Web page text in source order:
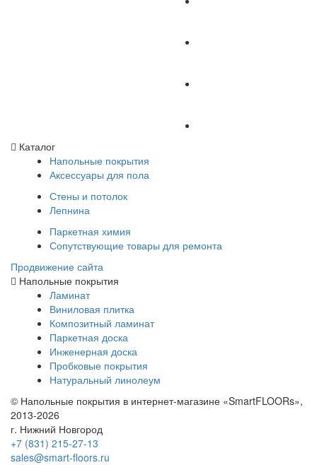
Каталог
Напольные покрытия
Аксессуары для пола
Стены и потолок
Лепнина
Паркетная химия
Сопутствующие товары для ремонта
Продвижение сайта
Напольные покрытия
Ламинат
Виниловая плитка
Композитный ламинат
Паркетная доска
Инженерная доска
Пробковые покрытия
Натуральный линолеум
© Напольные покрытия в интернет-магазине «SmartFLOORs»,
2013-2026
г. Нижний Новгород
+7 (831) 215-27-13
sales@smart-floors.ru